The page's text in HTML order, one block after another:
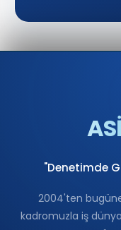
"Denetimde
2004'ten
kadromuzla iş